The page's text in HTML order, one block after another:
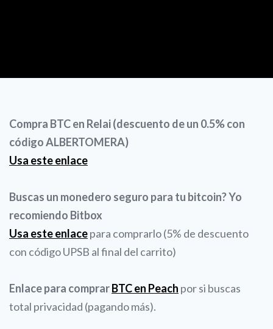
Compra BTC en Relai (descuento de un 0.5% con
código ALBERTOMERA)
Usa este enlace
Buscas un monedero seguro para tu bitcoin? Yo
recomiendo Bitbox
Usa este enlacepara comprarlo (5% de descuento
con código UPSB al final del carrito)
Enlace para comprarBTC en Peach por si buscas
total privacidad (pagando más).